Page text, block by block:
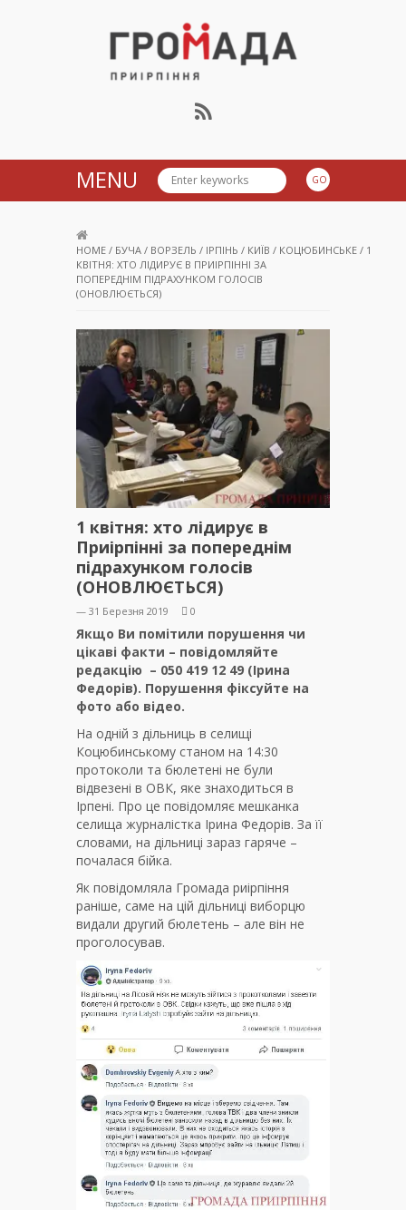
Громада Приірпіння
MENU
HOME / БУЧА / ВОРЗЕЛЬ / ІРПІНЬ / КИЇВ / КОЦЮБИНСЬКЕ / 1
КВІТНЯ: ХТО ЛІДИРУЄ В ПРИІРПІННІ ЗА
ПОПЕРЕДНІМ ПІДРАХУНКОМ ГОЛОСІВ
(ОНОВЛЮЄТЬСЯ)
1 квітня: хто лідирує в
Приірпінні за попереднім
підрахунком голосів
(ОНОВЛЮЄТЬСЯ)
— 31 Березня 2019 0
Якщо Ви помітили порушення чи
цікаві факти – повідомляйте
редакцію – 050 419 12 49 (Ірина
Федорів). Порушення фіксуйте на
фото або відео.
На одній з дільниць в селищі
Коцюбинському станом на 14:30
протоколи та бюлетені не були
відвезені в ОВК, яке знаходиться в
Ірпені. Про це повідомляє мешканка
селища журналістка Ірина Федорів. За її
словами, на дільниці зараз гаряче –
почалася бійка.
Як повідомляла Громада риірпіння
раніше, саме на цій дільниці виборцю
видали другий бюлетень – але він не
проголосував.